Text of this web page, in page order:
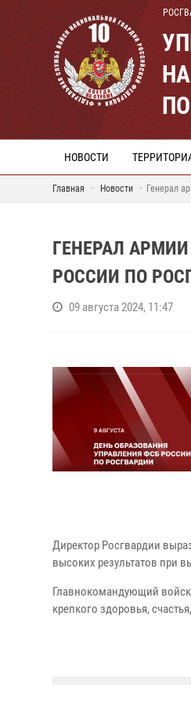
НОВОСТИ
Главная Новости Генерал
ГЕНЕРАЛ
РОССИИ ПО
09 августа 2024, 11:47
Директор Росгвардии
высоких результатов при
Главнокомандующий
крепкого здоровья,